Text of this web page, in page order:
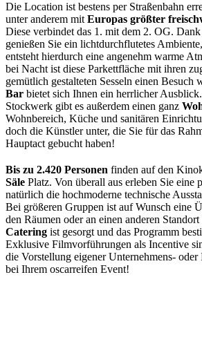
Die Location ist bestens per Straßenbahn
unter anderem mit Europas größter
Diese verbindet das 1. mit dem 2. OG.
genießen Sie ein lichtdurchflutetes
entsteht hierdurch eine angenehm warme
bei Nacht ist diese Parkettfläche mit ihren
gemütlich gestalteten Sesseln einen Besuch
Bar bietet sich Ihnen ein herrlicher
Stockwerk gibt es außerdem einen ganz
Wohnbereich, Küche und sanitären
doch die Künstler unter, die Sie für das
Hauptact gebucht haben!
Bis zu 2.420 Personen finden auf den
Säle Platz. Von überall aus erleben Sie eine
natürlich die hochmoderne technische
Bei größeren Gruppen ist auf Wunsch eine
den Räumen oder an einen anderen
Catering ist gesorgt und das Programm
Exklusive Filmvorführungen als Incentive
die Vorstellung eigener Unternehmens-
bei Ihrem oscarreifen Event!